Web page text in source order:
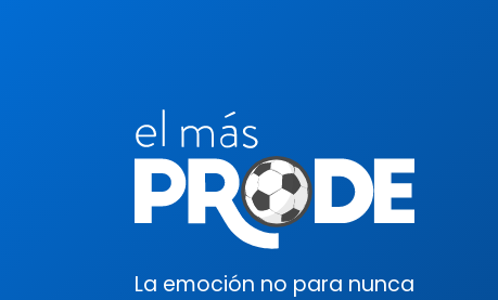
La emoción no para nunca